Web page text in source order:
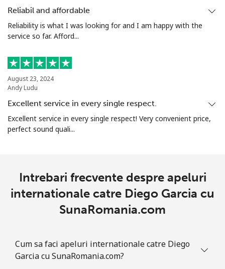
Reliabil and affordable
Reliability is what I was looking for and I am happy with the
service so far. Afford...
August 23, 2024
Andy Ludu
Excellent service in every single respect.
Excellent service in every single respect! Very convenient price,
perfect sound quali...
Intrebari frecvente despre apeluri
internationale catre Diego Garcia cu
SunaRomania.com
Cum sa faci apeluri internationale catre Diego
Garcia cu SunaRomania.com?